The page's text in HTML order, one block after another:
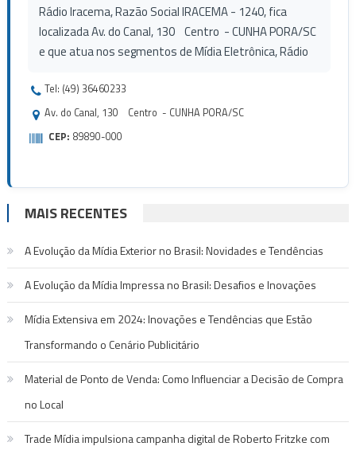
Rádio Iracema, Razão Social IRACEMA - 1240, fica
localizada Av. do Canal, 130 Centro - CUNHA PORA/SC
e que atua nos segmentos de Mídia Eletrônica, Rádio
Tel: (49) 36460233
Av. do Canal, 130 Centro - CUNHA PORA/SC
CEP: 89890-000
MAIS RECENTES
A Evolução da Mídia Exterior no Brasil: Novidades e Tendências
A Evolução da Mídia Impressa no Brasil: Desafios e Inovações
Mídia Extensiva em 2024: Inovações e Tendências que Estão
Transformando o Cenário Publicitário
Material de Ponto de Venda: Como Influenciar a Decisão de Compra
no Local
Trade Mídia impulsiona campanha digital de Roberto Fritzke com